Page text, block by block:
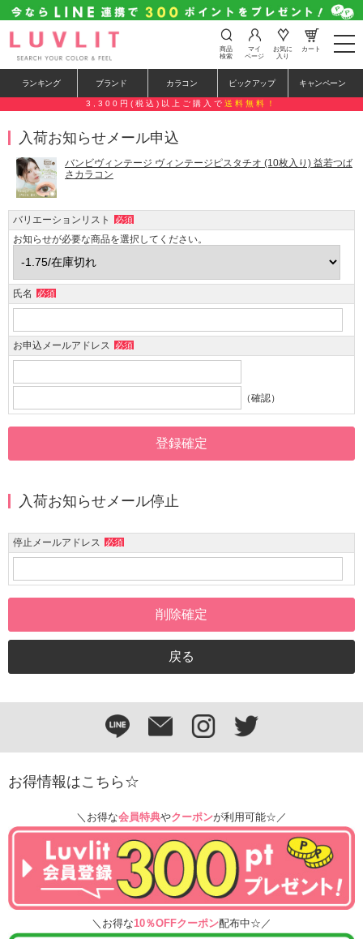
t
o
e
n
g
o
商品
検索
マイ
ページ
お気に
入り
カート
ランキング ブランド カラコン ピックアップ キャンペーン
3,300円(税込)以上ご購入で 送料無料！
入荷お知らせメール申込
バンビヴィンテージ ヴィンテージピスタチオ (10枚入り) 益若つば
さカラコン
バリエーションリスト 必須
お知らせが必要な商品を選択してください。
氏名 必須
お申込メールアドレス 必須
（確認）
入荷お知らせメール停止
停止メールアドレス 必須
お得情報はこちら☆
＼お得な会員特典やクーポンが利用可能☆／
＼お得な10％OFFクーポン配布中☆／